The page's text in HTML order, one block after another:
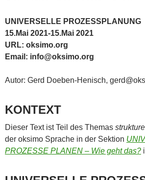
UNIVERSELLE PROZESSPLANUNG
15.Mai 2021-15.Mai 2021
URL: oksimo.org
Email: info@oksimo.org
Autor: Gerd Doeben-Henisch,
KONTEXT
Dieser Text ist Teil des Themas
der oksimo Sprache in der Sektion
PROZESSE PLANEN – Wie geht das?